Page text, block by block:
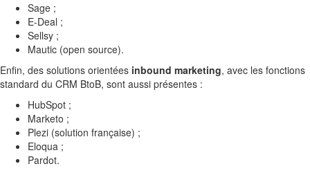
Sage ;
E-Deal ;
Sellsy ;
Mautic (open source).
Enfin, des solutions orientées inbound marketing, avec les fonctions
standard du CRM BtoB, sont aussi présentes :
HubSpot ;
Marketo ;
Plezi (solution française) ;
Eloqua ;
Pardot.